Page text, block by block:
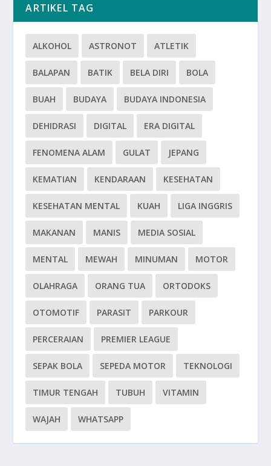
ARTIKEL TAG
ALKOHOL ASTRONOT ATLETIK
BALAPAN BATIK BELA DIRI BOLA
BUAH BUDAYA BUDAYA INDONESIA
DEHIDRASI DIGITAL ERA DIGITAL
FENOMENA ALAM GULAT JEPANG
KEMATIAN KENDARAAN KESEHATAN
KESEHATAN MENTAL KUAH LIGA INGGRIS
MAKANAN MANIS MEDIA SOSIAL
MENTAL MEWAH MINUMAN MOTOR
OLAHRAGA ORANG TUA ORTODOKS
OTOMOTIF PARASIT PARKOUR
PERCERAIAN PREMIER LEAGUE
SEPAK BOLA SEPEDA MOTOR TEKNOLOGI
TIMUR TENGAH TUBUH VITAMIN
WAJAH WHATSAPP